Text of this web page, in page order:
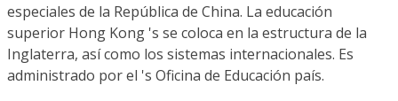
especiales de la República de China. La educación
superior Hong Kong 's se coloca en la estructura de la
Inglaterra, así como los sistemas internacionales. Es
administrado por el 's Oficina de Educación país.